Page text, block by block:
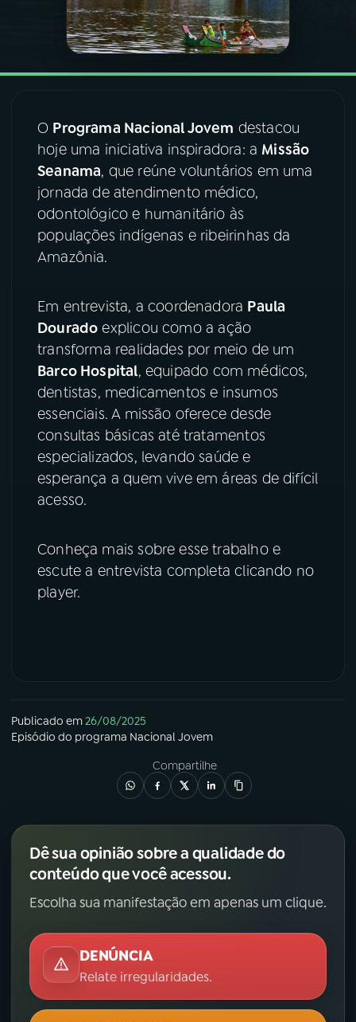
VIDEOCASTS
08FESTIVAL DE MÚSICA
ACOMPANHE A RÁDIO NACIONAL
YouTube Facebook
TikTok
O Programa Nacional Jovem destacou
hoje uma iniciativa inspiradora: a Missão
Seanama, que reúne voluntários em uma
jornada de atendimento médico,
odontológico e humanitário às
populações indígenas e ribeirinhas da
Amazônia.
Em entrevista, a coordenadora Paula
Dourado explicou como a ação
transforma realidades por meio de um
Barco Hospital, equipado com médicos,
dentistas, medicamentos e insumos
essenciais. A missão oferece desde
consultas básicas até tratamentos
especializados, levando saúde e
esperança a quem vive em áreas de difícil
acesso.
Conheça mais sobre esse trabalho e
escute a entrevista completa clicando no
player.
Publicado em26/08/2025
Episódio do programa Nacional Jovem
Compartilhe
Dê sua opinião sobre a qualidade do
conteúdo que você acessou.
Escolha sua manifestação em apenas um clique.
DENÚNCIA
Relate irregularidades.